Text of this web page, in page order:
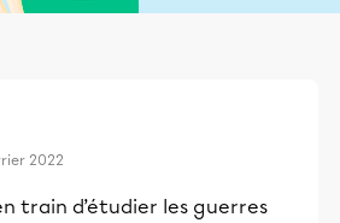
2022
train d’étudier les guerres